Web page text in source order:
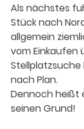
Als nächstes
Stück nach
allgemein
vom Einkaufen
Stellplatzsuche
nach Plan.
Dennoch heißt
seinen Grund!